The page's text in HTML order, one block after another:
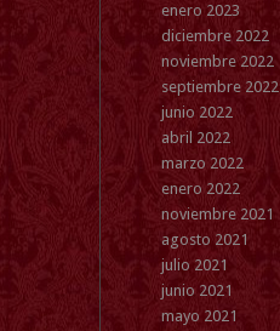
enero 2023
diciembre 2022
noviembre 2022
septiembre 2022
junio 2022
abril 2022
marzo 2022
enero 2022
noviembre 2021
agosto 2021
julio 2021
junio 2021
mayo 2021